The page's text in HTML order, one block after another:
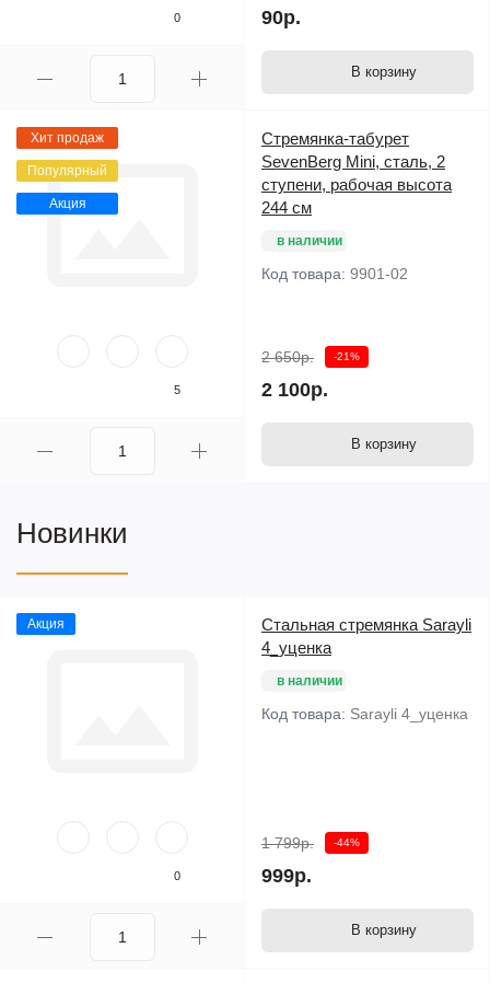
0 90р.
В корзину
Хит продаж
Популярный
Акция
5
Стремянка-табурет
SevenBerg Mini, сталь, 2
ступени, рабочая высота
244 см
в наличии
Код товара: 9901-02
2 650р. -21%
2 100р.
В корзину
Новинки
Акция
0
Стальная стремянка Sarayli
4_уценка
в наличии
Код товара: Sarayli 4_уценка
1 799р. -44%
999р.
В корзину